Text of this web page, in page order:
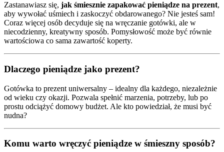
Zastanawiasz się, jak śmiesznie zapakować pieniądze na prezent,
aby wywołać uśmiech i zaskoczyć obdarowanego? Nie jesteś sam!
Coraz więcej osób decyduje się na wręczanie gotówki, ale w
niecodzienny, kreatywny sposób. Pomysłowość może być równie
wartościowa co sama zawartość koperty.
Dlaczego pieniądze jako prezent?
Gotówka to prezent uniwersalny – idealny dla każdego, niezależnie
od wieku czy okazji. Pozwala spełnić marzenia, potrzeby, lub po
prostu odciążyć domowy budżet. Ale kto powiedział, że musi być
nudna?
Komu warto wręczyć pieniądze w śmieszny sposób?